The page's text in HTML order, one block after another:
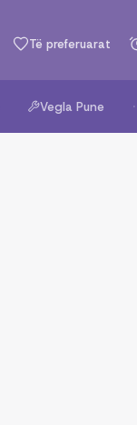
Të preferuarat
Vegla Pune